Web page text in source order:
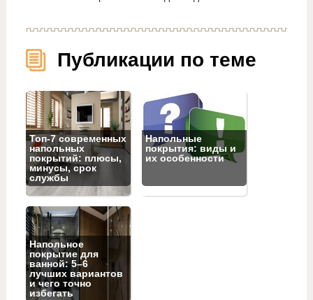
Публикации по теме
Топ‑7 современных
напольных
покрытий: плюсы,
минусы, срок
службы
Напольные
покрытия: виды и
их особенности
Напольное
покрытие для
ванной: 5–6
лучших вариантов
и чего точно
избегать